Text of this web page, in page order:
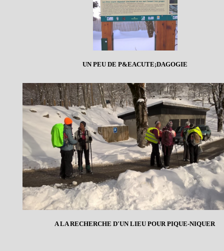
UN PEU DE P&EACUTE;DAGOGIE
A LA RECHERCHE D'UN LIEU POUR PIQUE-NIQUER